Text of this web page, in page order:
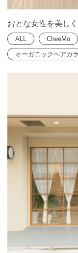
おとな女性を美し
ALL CheeMo
オーガニックヘアカ